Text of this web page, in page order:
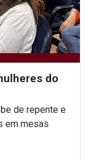
do
de repente e
em mesas